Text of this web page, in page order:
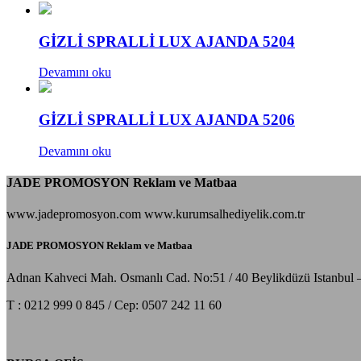
GİZLİ SPRALLİ LUX AJANDA 5204
Devamını oku
GİZLİ SPRALLİ LUX AJANDA 5206
Devamını oku
JADE PROMOSYON Reklam ve Matbaa
www.jadepromosyon.com www.kurumsalhediyelik.com.tr
JADE PROMOSYON Reklam ve Matbaa
Adnan Kahveci Mah. Osmanlı Cad. No:51 / 40 Beylikdüzü Istanbul
T : 0212 999 0 845 / Cep: 0507 242 11 60